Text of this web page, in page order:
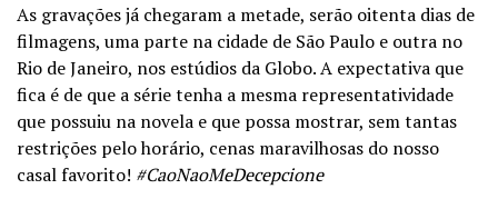
As gravações já chegaram a metade, serão oitenta dias de
filmagens, uma parte na cidade de São Paulo e outra no
Rio de Janeiro, nos estúdios da Globo. A expectativa que
fica é de que a série tenha a mesma representatividade
que possuiu na novela e que possa mostrar, sem tantas
restrições pelo horário, cenas maravilhosas do nosso
casal favorito! #CaoNaoMeDecepcione